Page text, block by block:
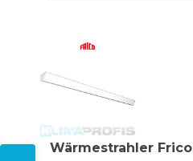
Wärmestrahler Frico